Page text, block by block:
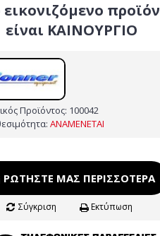
εικονιζόμενο προϊόν
είναι ΚΑΙΝΟΥΡΓΙΟ
Προϊόντος: 100042
ΑΝΑΜΕΝΕΤΑΙ
ΡΩΤΉΣΤΕ ΜΑΣ ΠΕΡΙΣΣΌΤΕΡΑ
Σύγκριση Εκτύπωση